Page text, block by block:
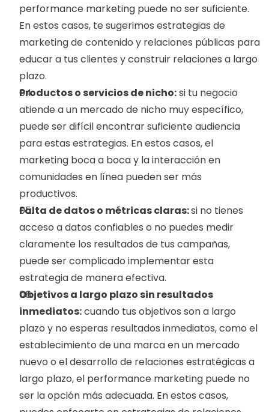
performance marketing puede no ser suficiente.
En estos casos, te sugerimos estrategias de
marketing de contenido y relaciones públicas para
educar a tus clientes y construir relaciones a largo
plazo.
Productos o servicios de nicho: si tu negocio
atiende a un mercado de nicho muy específico,
puede ser difícil encontrar suficiente audiencia
para estas estrategias. En estos casos, el
marketing boca a boca y la interacción en
comunidades en línea pueden ser más
productivos.
Falta de datos o métricas claras: si no tienes
acceso a datos confiables o no puedes medir
claramente los resultados de tus campañas,
puede ser complicado implementar esta
estrategia de manera efectiva.
Objetivos a largo plazo sin resultados
inmediatos: cuando tus objetivos son a largo
plazo y no esperas resultados inmediatos, como el
establecimiento de una marca en un mercado
nuevo o el desarrollo de relaciones estratégicas a
largo plazo, el performance marketing puede no
ser la opción más adecuada. En estos casos,